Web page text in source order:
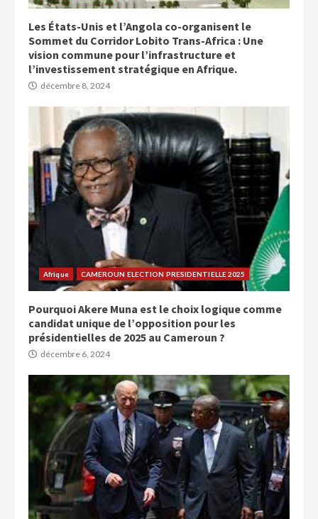
Les États-Unis et l’Angola co-organisent le
Sommet du Corridor Lobito Trans-Africa : Une
vision commune pour l’infrastructure et
l’investissement stratégique en Afrique.
décembre 8, 2024
Afrique CAMEROUN ELECTION PRESIDENTIELLE 2025
Pourquoi Akere Muna est le choix logique comme
candidat unique de l’opposition pour les
présidentielles de 2025 au Cameroun ?
décembre 6, 2024